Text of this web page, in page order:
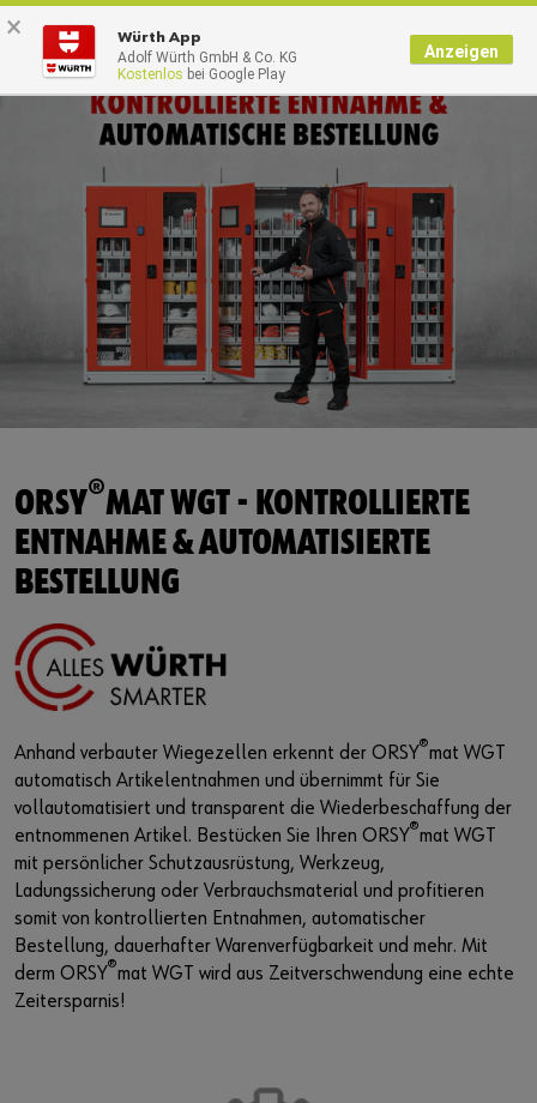
ORSY®MAT WGT - KONTROLLIERTE
ENTNAHME & AUTOMATISIERTE
BESTELLUNG
Anhand verbauter Wiegezellen erkennt der ORSY®mat WGT
automatisch Artikelentnahmen und übernimmt für Sie
vollautomatisiert und transparent die Wiederbeschaffung der
entnommenen Artikel. Bestücken Sie Ihren ORSY®mat WGT
mit persönlicher Schutzausrüstung, Werkzeug,
Ladungssicherung oder Verbrauchsmaterial und profitieren
somit von kontrollierten Entnahmen, automatischer
Bestellung, dauerhafter Warenverfügbarkeit und mehr. Mit
derm ORSY®mat WGT wird aus Zeitverschwendung eine echte
Zeitersparnis!
× Würth App
Adolf Würth GmbH & Co. KG
Kostenlos bei Google Play
Anzeigen